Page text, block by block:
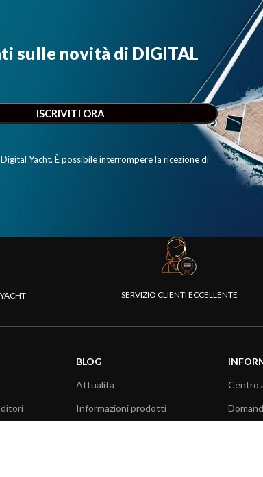
sulle novità di DIGITAL
Yacht. È possibile interrompere la ricezione di
SERVIZIO CLIENTI ECCELLENTE
BLOG
Attualità
Informazioni prodotti
Centro